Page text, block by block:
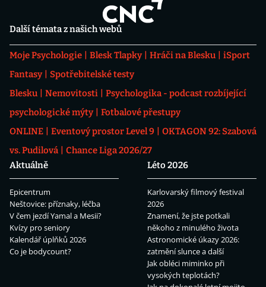
Další témata z našich webů
Moje Psychologie Blesk Tlapky Hráči na Blesku
iSport
Fantasy
Spotřebitelské testy
Blesku
Nemovitosti
Psychologika - podcast rozbíjející
psychologické mýty
Fotbalové přestupy
ONLINE
Eventový prostor Level 9
OKTAGON 92: Szabová
vs. Pudilová
Chance Liga 2026/27
Aktuálně
Epicentrum
Neštovice: příznaky, léčba
V čem jezdí Yamal a Mesii?
Kvízy pro seniory
Kalendář úplňků 2026
Co je bodycount?
Léto 2026
Karlovarský filmový festival
2026
Znamení, že jste potkali
někoho z minulého života
Astronomické úkazy 2026:
zatmění slunce a další
Jak obléci miminko při
vysokých teplotách?